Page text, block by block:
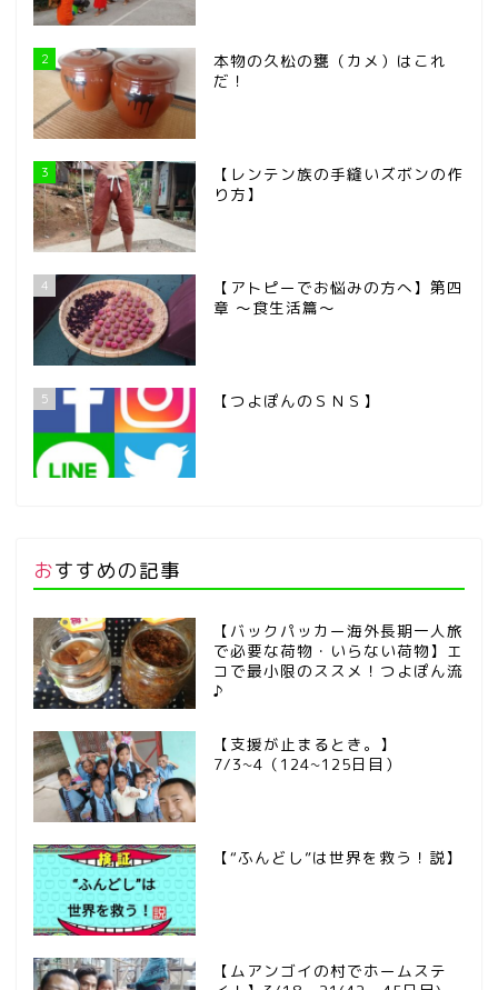
2
本物の久松の甕（カメ）はこれ
だ！
3
【レンテン族の手縫いズボンの作
り方】
4
【アトピーでお悩みの方へ】第四
章 ～食生活篇～
5 【つよぽんのＳＮＳ】
おすすめの記事
【バックパッカー海外長期一人旅
で必要な荷物・いらない荷物】エ
コで最小限のススメ！つよぽん流
♪
【支援が止まるとき。】
7/3~4（124~125日目）
【“ふんどし”は世界を救う！説】
【ムアンゴイの村でホームステ